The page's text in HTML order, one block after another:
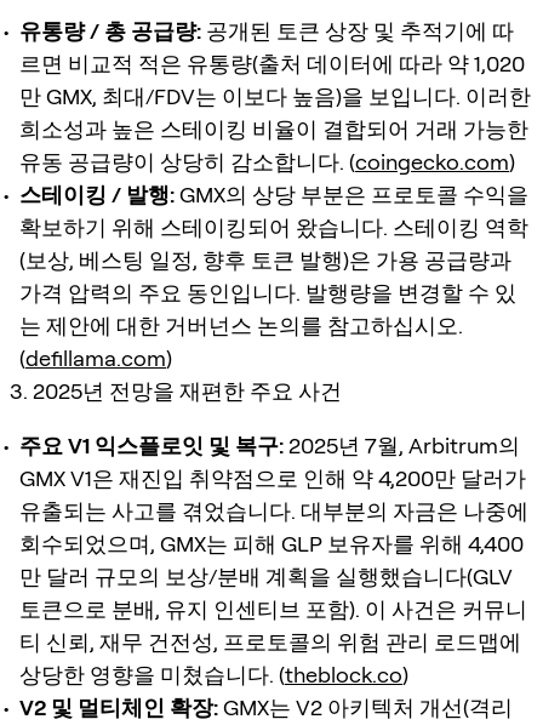
유통량 / 총 공급량: 공개된 토큰 상장 및 추적기에 따
르면 비교적 적은 유통량(출처 데이터에 따라 약 1,020
만 GMX, 최대/FDV는 이보다 높음)을 보입니다. 이러한
희소성과 높은 스테이킹 비율이 결합되어 거래 가능한
유동 공급량이 상당히 감소합니다. (coingecko.com)
스테이킹 / 발행:GMX의 상당 부분은 프로토콜 수익을
확보하기 위해 스테이킹되어 왔습니다. 스테이킹 역학
(보상, 베스팅 일정, 향후 토큰 발행)은 가용 공급량과
가격 압력의 주요 동인입니다. 발행량을 변경할 수 있
는 제안에 대한 거버넌스 논의를 참고하십시오.
(defillama.com)
3. 2025년 전망을 재편한 주요 사건
주요 V1 익스플로잇 및 복구: 2025년 7월, Arbitrum의
GMX V1은 재진입 취약점으로 인해 약 4,200만 달러가
유출되는 사고를 겪었습니다. 대부분의 자금은 나중에
회수되었으며, GMX는 피해 GLP 보유자를 위해 4,400
만 달러 규모의 보상/분배 계획을 실행했습니다(GLV
토큰으로 분배, 유지 인센티브 포함). 이 사건은 커뮤니
티 신뢰, 재무 건전성, 프로토콜의 위험 관리 로드맵에
상당한 영향을 미쳤습니다. (theblock.co)
V2 및 멀티체인 확장:GMX는 V2 아키텍처 개선(격리